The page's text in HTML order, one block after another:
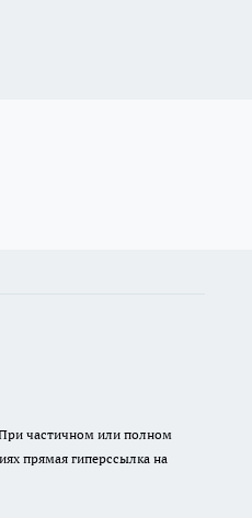
При частичном или полном
прямая гиперссылка на